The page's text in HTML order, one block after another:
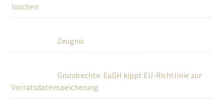
löschen
Zeugnis
Grundrechte: EuGH kippt EU-Richtlinie zur
Vorratsdatenspeicherung